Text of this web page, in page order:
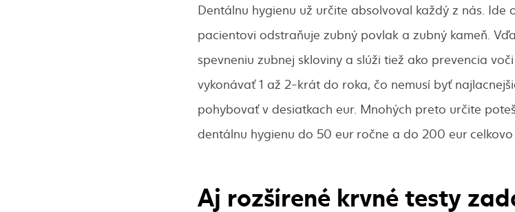
Dentálnu hygienu už určite absolvoval každý z nás. Ide
pacientovi odstraňuje zubný povlak a zubný kameň.
spevneniu zubnej skloviny a slúži tiež ako prevencia
vykonávať 1 až 2-krát do roka, čo nemusí byť
pohybovať v desiatkach eur. Mnohých preto určite
dentálnu hygienu do 50 eur ročne a do 200 eur
Aj rozšírené krvné testy